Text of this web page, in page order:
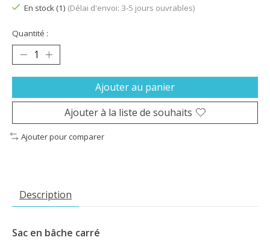
En stock (1) (Délai d'envoi: 3-5 jours ouvrables)
Quantité :
Ajouter au panier
Ajouter à la liste de souhaits
Ajouter pour comparer
Description
Sac en bâche carré